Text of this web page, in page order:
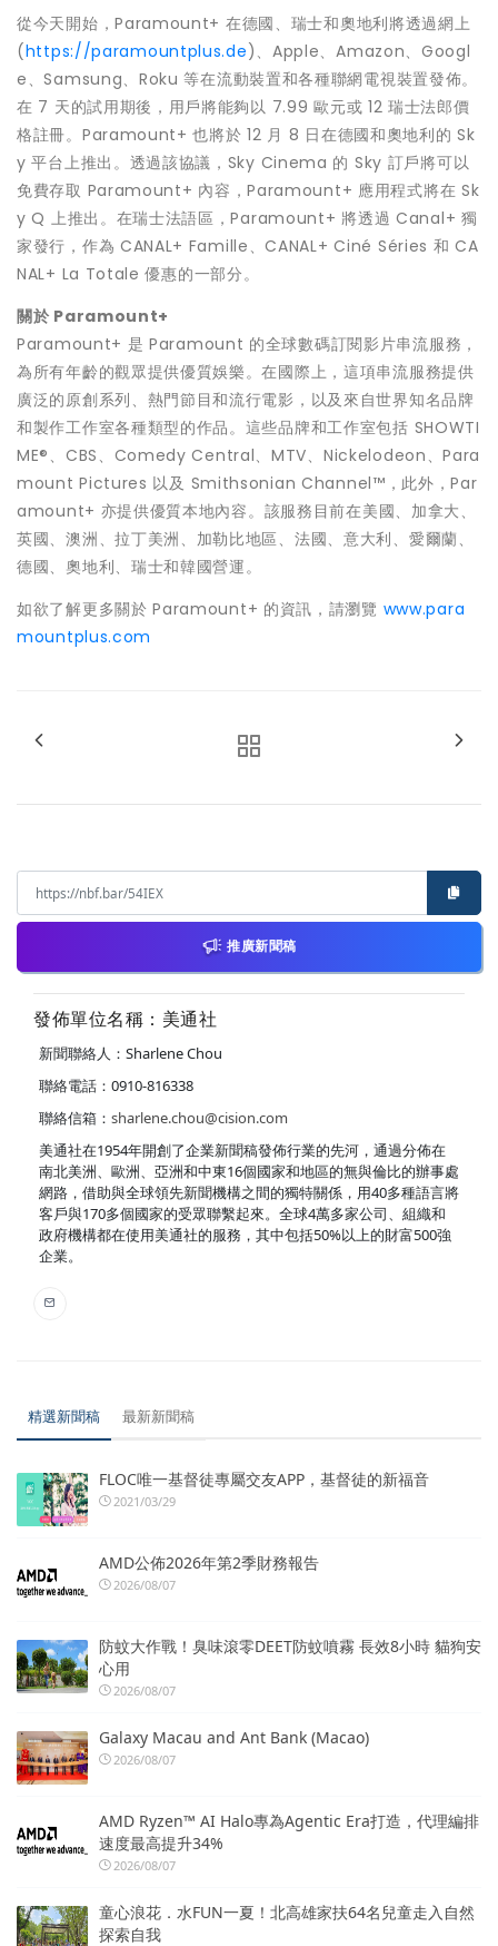
從今天開始，Paramount+ 在德國、瑞士和奧地利將透過網上
(https://paramountplus.de)、Apple、Amazon、Googl
e、Samsung、Roku 等在流動裝置和各種聯網電視裝置發佈。
在 7 天的試用期後，用戶將能夠以 7.99 歐元或 12 瑞士法郎價
格註冊。Paramount+ 也將於 12 月 8 日在德國和奧地利的 Sk
y 平台上推出。透過該協議，Sky Cinema 的 Sky 訂戶將可以
免費存取 Paramount+ 內容，Paramount+ 應用程式將在 Sk
y Q 上推出。在瑞士法語區，Paramount+ 將透過 Canal+ 獨
家發行，作為 CANAL+ Famille、CANAL+ Ciné Séries 和 CA
NAL+ La Totale 優惠的一部分。
關於 Paramount+
Paramount+ 是 Paramount 的全球數碼訂閱影片串流服務，
為所有年齡的觀眾提供優質娛樂。在國際上，這項串流服務提供
廣泛的原創系列、熱門節目和流行電影，以及來自世界知名品牌
和製作工作室各種類型的作品。這些品牌和工作室包括 SHOWTI
ME®、CBS、Comedy Central、MTV、Nickelodeon、Para
mount Pictures 以及 Smithsonian Channel™，此外，Par
amount+ 亦提供優質本地內容。該服務目前在美國、加拿大、
英國、澳洲、拉丁美洲、加勒比地區、法國、意大利、愛爾蘭、
德國、奧地利、瑞士和韓國營運。
如欲了解更多關於 Paramount+ 的資訊，請瀏覽 www.para
mountplus.com
推廣新聞稿
發佈單位名稱：美通社
新聞聯絡人：Sharlene Chou
聯絡電話：0910-816338
聯絡信箱： sharlene.chou@cision.com
美通社在1954年開創了企業新聞稿發佈行業的先河，通過分佈在
南北美洲、歐洲、亞洲和中東16個國家和地區的無與倫比的辦事處
網路，借助與全球領先新聞機構之間的獨特關係，用40多種語言將
客戶與170多個國家的受眾聯繫起來。全球4萬多家公司、組織和
政府機構都在使用美通社的服務，其中包括50%以上的財富500強
企業。
精選新聞稿 最新新聞稿
FLOC唯一基督徒專屬交友APP，基督徒的新福音
2021/03/29
AMD公佈2026年第2季財務報告
2026/08/07
防蚊大作戰！臭味滾零DEET防蚊噴霧 長效8小時 貓狗安
心用
2026/08/07
Galaxy Macau and Ant Bank (Macao)
2026/08/07
AMD Ryzen™ AI Halo專為Agentic Era打造，代理編排
速度最高提升34%
2026/08/07
童心浪花．水FUN一夏！北高雄家扶64名兒童走入自然
探索自我